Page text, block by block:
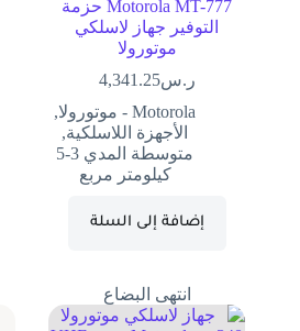
Motorola MT-777 حزمة
التوفير جهاز لاسلكي
موتورولا
ر.س4,341.25
Motorola - موتورولا
,
الأجهزة اللاسلكية,
متوسطة المدي 3-5
كيلومتر مربع
إضافة إلى السلة
انتهى البضاع